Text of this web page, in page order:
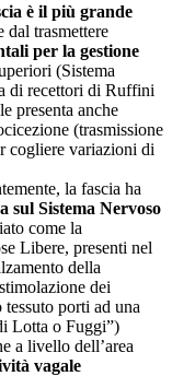
è il più grande
dal trasmettere
per la gestione
(Sistema
di recettori di Ruffini
presenta anche
(trasmissione
cogliere variazioni di
la fascia ha
sul Sistema Nervoso
come la
Libere, presenti nel
della
dei
porti ad una
Lotta o Fuggi”)
a livello dell’area
vagale